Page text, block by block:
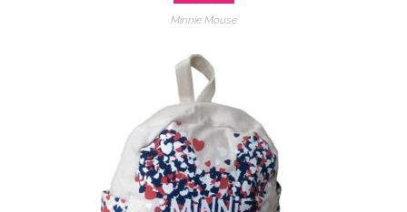
Minnie Mouse